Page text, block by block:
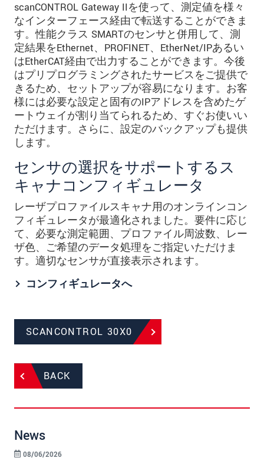
scanCONTROL Gateway IIを使って、測定値を様々
なインターフェース経由で転送することができま
す。性能クラス SMARTのセンサと併用して、測
定結果をEthernet、PROFINET、EtherNet/IPあるい
はEtherCAT経由で出力することができます。今後
はプリプログラミングされたサービスをご提供で
きるため、セットアップが容易になります。お客
様には必要な設定と固有のIPアドレスを含めたゲ
ートウェイが割り当てられるため、すぐお使いい
ただけます。さらに、設定のバックアップも提供
します。
センサの選択をサポートするス
キャナコンフィギュレータ
レーザプロファイルスキャナ用のオンラインコン
フィギュレータが最適化されました。要件に応じ
て、必要な測定範囲、プロファイル周波数、レー
ザ色、ご希望のデータ処理をご指定いただけま
す。適切なセンサが直接表示されます。
コンフィギュレータへ
SCANCONTROL 30X0
BACK
News
08/06/2026